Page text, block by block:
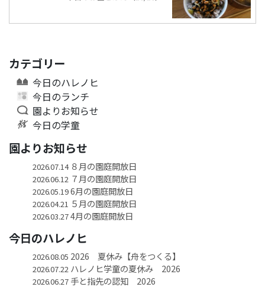
カテゴリー
今日のハレノヒ
今日のランチ
園よりお知らせ
今日の学童
園よりお知らせ
2026.07.14８月の園庭開放日
2026.06.12 ７月の園庭開放日
2026.05.196月の園庭開放日
2026.04.21 ５月の園庭開放日
2026.03.274月の園庭開放日
今日のハレノヒ
2026.08.05 2026 夏休み【舟をつくる】
2026.07.22 ハレノヒ学童の夏休み 2026
2026.06.27手と指先の認知 2026